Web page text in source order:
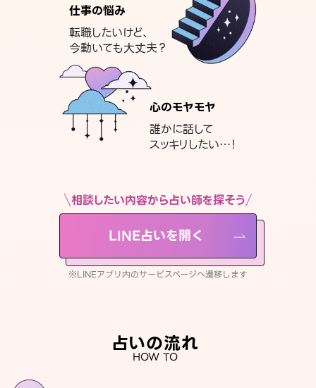
仕事の悩み
転職したいけど、
今動いても大丈夫？
心のモヤモヤ
誰かに話して
スッキリしたい…！
相談したい内容から占い師を探そう
LINE占いを開く
※LINEアプリ内のサービスページへ遷移します
占いの流れ
HOW TO